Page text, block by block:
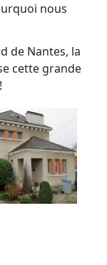
nous
de Nantes, la
cette grande